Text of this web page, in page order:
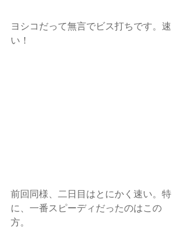
ヨシコだって無言でビス打ちです。速
い！
前回同様、二日目はとにかく速い。特
に、一番スピーディだったのはこの
方。